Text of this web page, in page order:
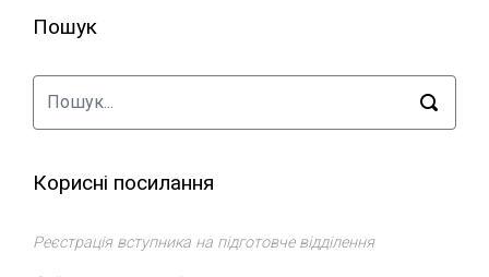
Пошук
Корисні посилання
Реєстрація вступника на підготовче відділення